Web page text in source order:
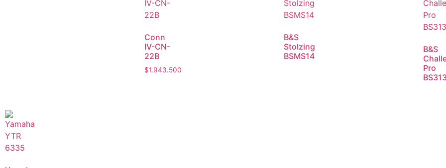
Conn
IV-CN-
22B
$1.943.500
B&S
Stolzing
BSMS14
B&S
Pro